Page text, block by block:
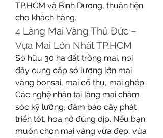
TP.HCM và Bình Dương, thuận tiện
cho khách hàng.
4️ Làng Mai Vàng Thủ Đức –
Vựa Mai Lớn Nhất TP.HCM
Sở hữu 30 ha đất trồng mai, nơi
đây cung cấp số lượng lớn mai
vàng bonsai, mai cổ thụ, mai ghép.
Các nghệ nhân tại làng mai chăm
sóc kỹ lưỡng, đảm bảo cây phát
triển tốt, hoa nở đúng dịp. Nếu bạn
muốn chọn mai vàng vừa đẹp, vừa